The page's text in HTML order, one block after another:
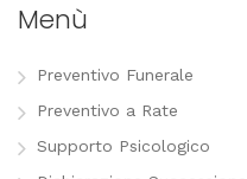
Menù
Preventivo Funerale
Preventivo a Rate
Supporto Psicologico